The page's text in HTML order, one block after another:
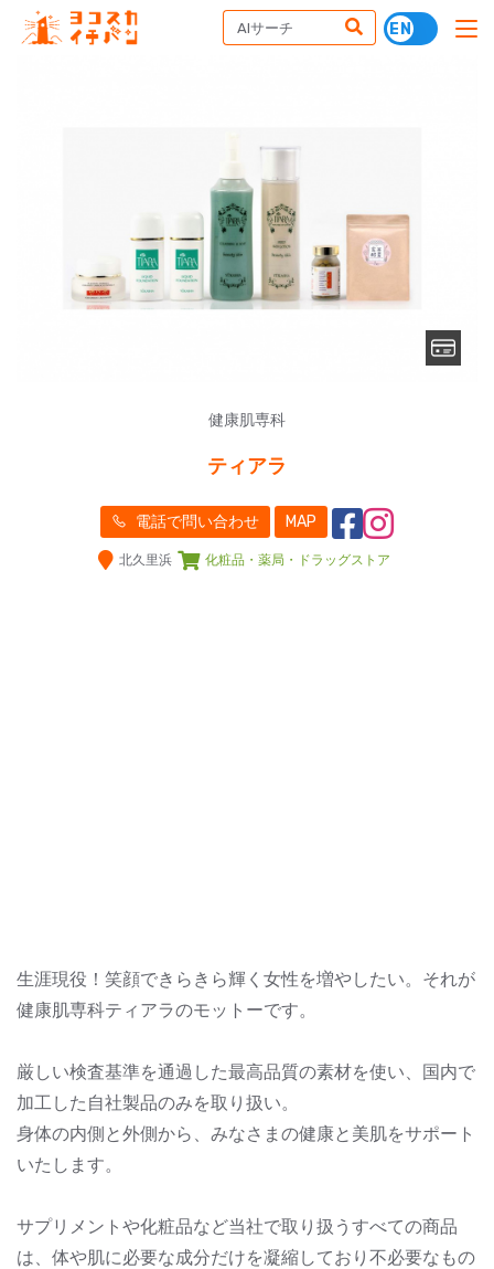
健康肌専科
ティアラ
電話で問い合わせ MAP
北久里浜 化粧品・薬局・ドラッグストア
生涯現役！笑顔できらきら輝く女性を増やしたい。それが
健康肌専科ティアラのモットーです。
厳しい検査基準を通過した最高品質の素材を使い、国内で
加工した自社製品のみを取り扱い。
身体の内側と外側から、みなさまの健康と美肌をサポート
いたします。
サプリメントや化粧品など当社で取り扱うすべての商品
は、体や肌に必要な成分だけを凝縮しており不必要なもの